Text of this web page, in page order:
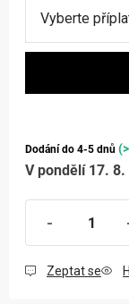
Dodání do 4-5 dnů
V pondělí 17.
Zeptat se